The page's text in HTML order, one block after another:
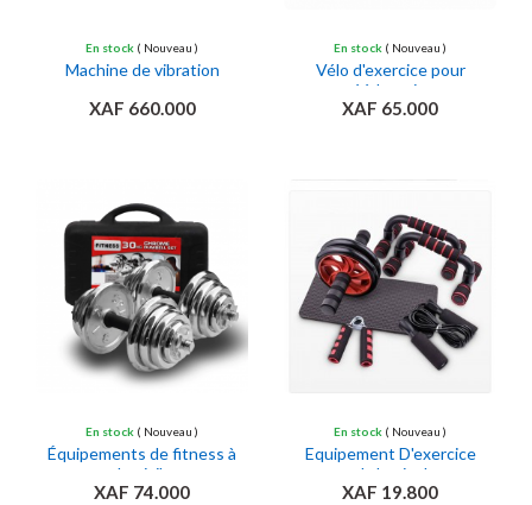
Ajouter au panier
En stock ( Nouveau )
Machine de vibration
XAF 660.000
En stock ( Nouveau )
Vélo d'exercice pour
rééducation
XAF 65.000
En stock ( Nouveau )
Équipements de fitness à
domicile
XAF 74.000
En stock ( Nouveau )
Equipement D'exercice
abdominal
XAF 19.800